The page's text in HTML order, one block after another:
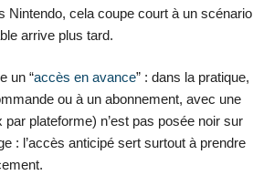
cela coupe court à un scénario
arrive plus tard.
un “accès en avance” : dans la pratique,
ou à un abonnement, avec une
plateforme) n’est pas posée noir sur
: l’accès anticipé sert surtout à prendre